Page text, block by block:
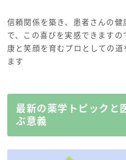
信頼関係を築き、患者さんの健
で、この喜びを実感できますの
康と笑顔を育むプロとしての道
ます
最新の薬学トピックと
ぶ意義